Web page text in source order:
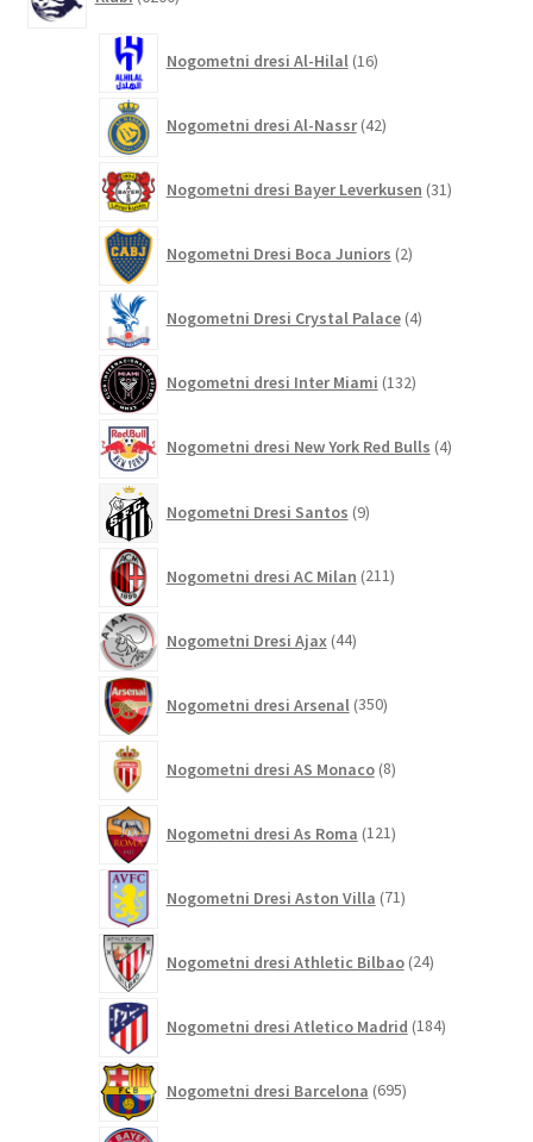
izdelkov
Nogometni dresi Al-Hilal 16izdelkov
Nogometni dresi Al-Nassr 42izdelkov
Nogometni dresi Bayer Leverkusen 31izdelkov
Nogometni Dresi Boca Juniors 2izdelka
Nogometni Dresi Crystal Palace 4izdelki
Nogometni dresi Inter Miami 132izdelkov
Nogometni dresi New York Red Bulls 4izdelki
Nogometni Dresi Santos 9izdelkov
Nogometni dresi AC Milan 211izdelkov
Nogometni Dresi Ajax 44izdelkov
Nogometni dresi Arsenal 350izdelkov
Nogometni dresi AS Monaco 8izdelkov
Nogometni dresi As Roma 121izdelkov
Nogometni Dresi Aston Villa 71izdelkov
Nogometni dresi Athletic Bilbao 24izdelkov
Nogometni dresi Atletico Madrid 184izdelkov
Nogometni dresi Barcelona 695izdelkov